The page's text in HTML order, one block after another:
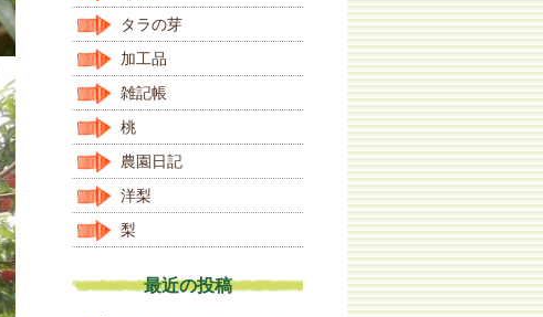
タラの芽
加工品
雑記帳
桃
農園日記
洋梨
梨
最近の投稿